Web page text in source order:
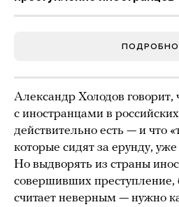
ПОДРОБНО
Александр Холодов говорит,
с иностранцами в
действительно есть — и что
которые сидят за ерунду,
Но выдворять из страны
совершивших преступление,
считает неверным — нужно